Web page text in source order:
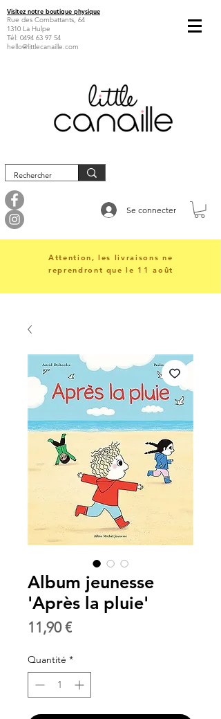
Visitez notre boutique physique
Rue des Combattants, 64
1310 La Hulpe
Tél: 0494 63 97 54
hello@littlecanaille.com
Se connecter
Attention, les livraisons ne
reprendront que le 11 août
Album jeunesse
'Après la pluie'
11,90 €Prix
Quantité *